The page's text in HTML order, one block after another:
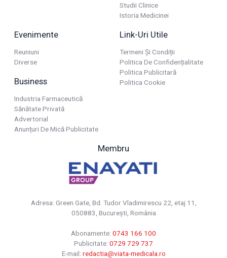
Studii Clinice
Istoria Medicinei
Evenimente
Reuniuni
Diverse
Business
Industria Farmaceutică
Sănătate Privată
Advertorial
Anunțuri De Mică Publicitate
Link-Uri Utile
Termeni Și Condiții
Politica De Confidențialitate
Politica Publicitară
Politica Cookie
Membru
Adresa: Green Gate, Bd. Tudor Vladimirescu 22, etaj 11,
050883, Bucureşti, România
Abonamente: 0743 166 100
Publicitate: 0729 729 737
E-mail: redactia@viata-medicala.ro